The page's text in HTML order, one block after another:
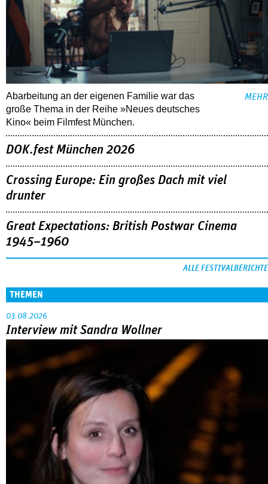
Abarbeitung an der eigenen Familie war das
große Thema in der Reihe »Neues deutsches
Kino« beim Filmfest München.
MEHR
DOK.fest München 2026
Crossing Europe: Ein großes Dach mit viel
drunter
Great Expectations: British Postwar Cinema
1945–1960
ALLE FESTIVALBERICHTE
THEMEN
03.08.2026
Interview mit Sandra Wollner